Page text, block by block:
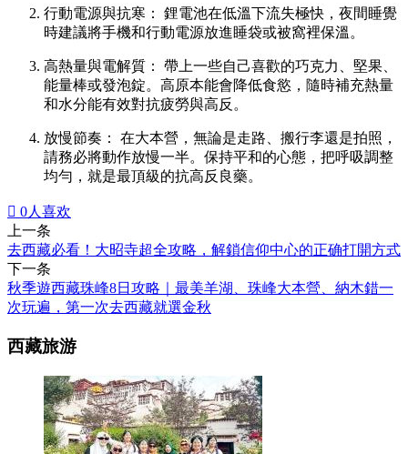
行動電源與抗寒： 鋰電池在低溫下流失極快，夜間睡覺
時建議將手機和行動電源放進睡袋或被窩裡保溫。
高熱量與電解質： 帶上一些自己喜歡的巧克力、堅果、
能量棒或發泡錠。高原本能會降低食慾，隨時補充熱量
和水分能有效對抗疲勞與高反。
放慢節奏： 在大本營，無論是走路、搬行李還是拍照，
請務必將動作放慢一半。保持平和的心態，把呼吸調整
均勻，就是最頂級的抗高反良藥。
 0人喜欢
上一条
去西藏必看！大昭寺超全攻略，解鎖信仰中心的正确打開方式
下一条
秋季遊西藏珠峰8日攻略｜最美羊湖、珠峰大本營、納木錯一
次玩遍，第一次去西藏就選金秋
西藏旅游